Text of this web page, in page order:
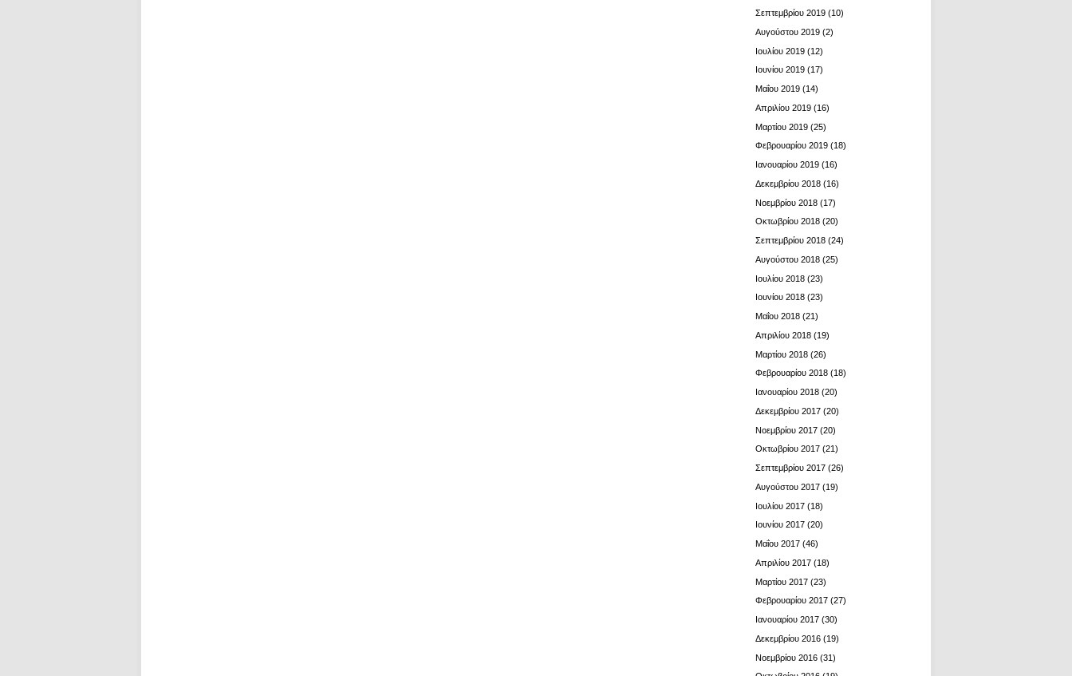
Σεπτεμβρίου 2019 (10)
Αυγούστου 2019 (2)
Ιουλίου 2019 (12)
Ιουνίου 2019 (17)
Μαΐου 2019 (14)
Απριλίου 2019 (16)
Μαρτίου 2019 (25)
Φεβρουαρίου 2019 (18)
Ιανουαρίου 2019 (16)
Δεκεμβρίου 2018 (16)
Νοεμβρίου 2018 (17)
Οκτωβρίου 2018 (20)
Σεπτεμβρίου 2018 (24)
Αυγούστου 2018 (25)
Ιουλίου 2018 (23)
Ιουνίου 2018 (23)
Μαΐου 2018 (21)
Απριλίου 2018 (19)
Μαρτίου 2018 (26)
Φεβρουαρίου 2018 (18)
Ιανουαρίου 2018 (20)
Δεκεμβρίου 2017 (20)
Νοεμβρίου 2017 (20)
Οκτωβρίου 2017 (21)
Σεπτεμβρίου 2017 (26)
Αυγούστου 2017 (19)
Ιουλίου 2017 (18)
Ιουνίου 2017 (20)
Μαΐου 2017 (46)
Απριλίου 2017 (18)
Μαρτίου 2017 (23)
Φεβρουαρίου 2017 (27)
Ιανουαρίου 2017 (30)
Δεκεμβρίου 2016 (19)
Νοεμβρίου 2016 (31)